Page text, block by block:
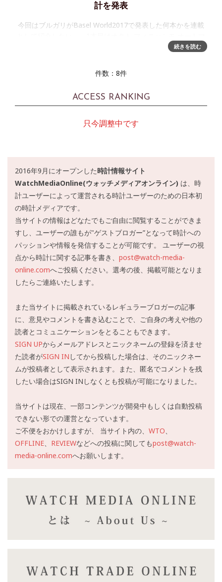
計を発表
今回はブルガリがBasel World2017で発表した何本かを連載
チック。バーゼル開幕と同時に各国メディアが報じたことで
ーブメ
続きを読む
件数：8件
ACCESS RANKING
只今調整中です
2016年9月にオープンした時計情報サイト
WatchMediaOnline(ウォッチメディアオンライン) は、時
計ユーザーによって運営される時計ユーザーのための日本初
の時計メディアです。
当サイトの情報はどなたでもご自由に閲覧することができま
すし、ユーザーの誰もが"ゲストブロガー”となって時計への
パッションや情報を発信することが可能です。 ユーザーの視
点から時計に関する記事を書き、 post@watch-media-
online.comへご投稿ください。選考の後、掲載可能となりま
したらご連絡いたします。
また当サイトに掲載されているレギュラーブロガーの記事
に、意見やコメントを書き込むことで、ご自身の考えや他の
読者とコミュニケーションをとることもできます。
SIGN UPからメールアドレスとニックネームの登録を済ませ
た読者がSIGN IN してから投稿した場合は、そのニックネー
ムが投稿者として表示されます。また、匿名でコメントを残
したい場合はSIGN INしなくとも投稿が可能になりました。
当サイトは現在、一部コンテンツが開発中もしくは自動投稿
できない形での運営となっています。
ご不便をおかけしますが、 当サイト内の、 WTO
OFFLINE
REVIEWなどへの投稿に関してもpost@watch-
media-online.comへお願いします。